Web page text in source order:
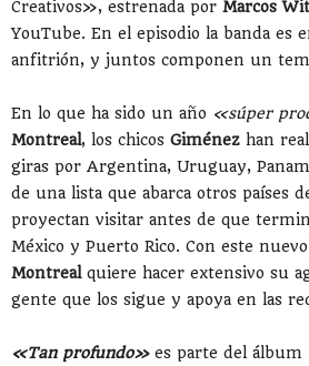
Creativos», estrenada por Marcos
YouTube. En el episodio la banda es
anfitrión, y juntos componen un
En lo que ha sido un año «súper
Montreal, los chicos Giménez han
giras por Argentina, Uruguay,
de una lista que abarca otros países
proyectan visitar antes de que
México y Puerto Rico. Con este
Montrealquiere hacer extensivo su
gente que los sigue y apoya en las
«Tan profundo»es parte del álbum